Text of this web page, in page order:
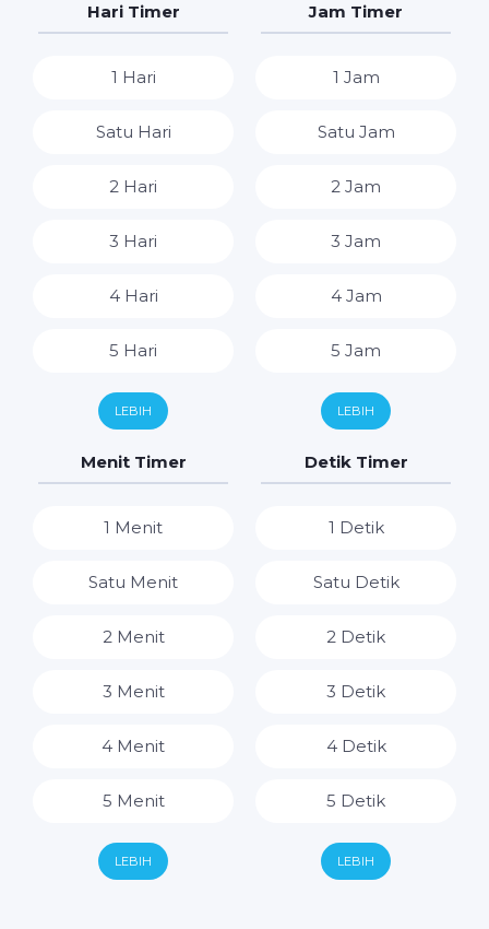
Hari Timer
1 Hari
Satu Hari
2 Hari
3 Hari
4 Hari
5 Hari
6 Hari
7 Hari
LEBIH
Jam Timer
1 Jam
Satu Jam
2 Jam
3 Jam
4 Jam
5 Jam
6 Jam
7 Jam
14 Jam
LEBIH
Menit Timer
1 Menit
Satu Menit
2 Menit
3 Menit
4 Menit
5 Menit
6 Menit
LEBIH
Detik Timer
1 Detik
Satu Detik
2 Detik
3 Detik
4 Detik
5 Detik
6 Detik
LEBIH